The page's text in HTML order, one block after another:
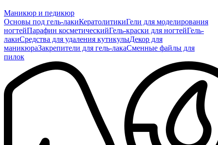
Маникюр и педикюр
Основы под гель-лакиКератолитикиГели для моделирования
ногтейПарафин косметическийГель-краски для ногтейГель-
лакиСредства для удаления кутикулыДекор для
маникюраЗакрепители для гель-лакаСменные файлы для
пилок